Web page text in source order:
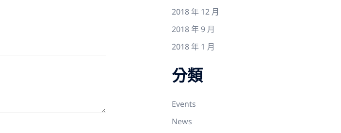
2018 年 12 月
2018 年 9 月
2018 年 1 月
分類
Events
News